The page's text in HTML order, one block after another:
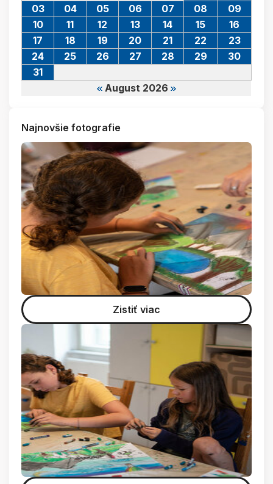
August 2026
03 04 05 06 07 08
09
10
11 12 13 14 15
16
17
18 19 20 21 22
23
24
25 26 27 28 29
30
31
Najnovšie fotografie
Zistiť viac